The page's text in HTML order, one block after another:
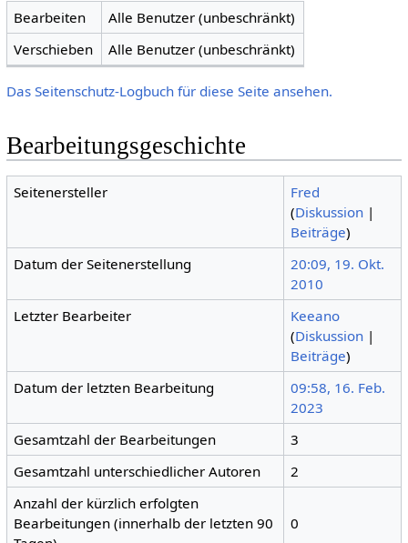
Bearbeiten
Alle Benutzer (unbeschränkt)
Verschieben
Alle Benutzer (unbeschränkt)
Das Seitenschutz-Logbuch für diese Seite ansehen.
Bearbeitungsgeschichte
Seitenersteller
Fred
(Diskussion |
Beiträge)
Datum der Seitenerstellung
20:09, 19. Okt.
2010
Letzter Bearbeiter
Keeano
(Diskussion |
Beiträge)
Datum der letzten Bearbeitung
09:58, 16. Feb.
2023
Gesamtzahl der Bearbeitungen
3
Gesamtzahl unterschiedlicher Autoren
2
Anzahl der kürzlich erfolgten
Bearbeitungen (innerhalb der letzten 90
0